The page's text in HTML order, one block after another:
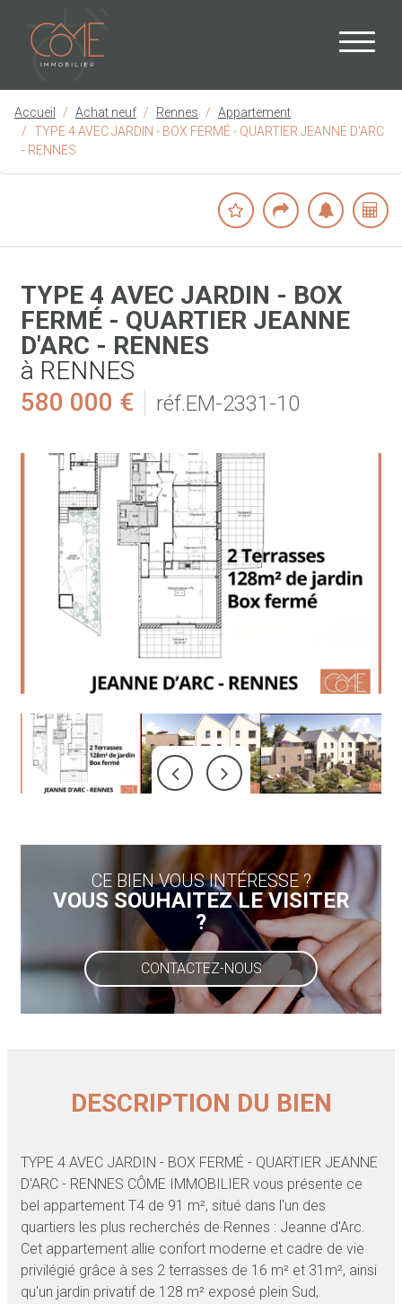
Accueil Achat neuf Rennes
Appartement
TYPE 4 AVEC JARDIN - BOX FERMÉ - QUARTIER JEANNE D'ARC
- RENNES
TYPE 4 AVEC JARDIN - BOX
FERMÉ - QUARTIER JEANNE
D'ARC - RENNES
à RENNES
580 000 €
réf.EM-2331-10
CE BIEN VOUS INTÉRESSE ?
VOUS SOUHAITEZ LE VISITER
?
CONTACTEZ-NOUS
DESCRIPTION DU BIEN
TYPE 4 AVEC JARDIN - BOX FERMÉ - QUARTIER JEANNE
D'ARC - RENNES CÔME IMMOBILIER vous présente ce
bel appartement T4 de 91 m², situé dans l'un des
quartiers les plus recherchés de Rennes : Jeanne d'Arc.
Cet appartement allie confort moderne et cadre de vie
privilégié grâce à ses 2 terrasses de 16 m² et 31m², ainsi
qu'un jardin privatif de 128 m² exposé plein Sud,